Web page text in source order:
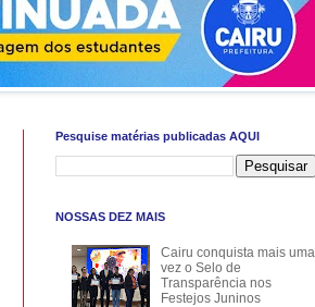
Pesquise matérias publicadas AQUI
NOSSAS DEZ MAIS
Cairu conquista mais uma
vez o Selo de
Transparência nos
Festejos Juninos